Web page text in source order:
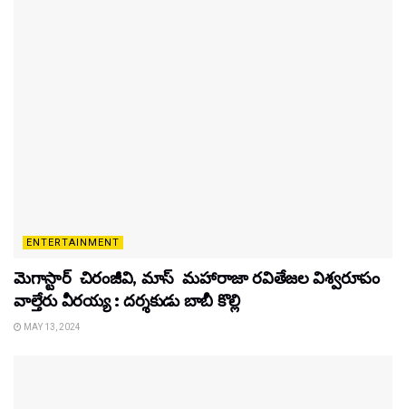
ENTERTAINMENT
మెగాస్టార్ చిరంజీవి, మాస్ మహారాజా రవితేజల విశ్వరూపం
వాల్తేరు వీరయ్య : దర్శకుడు బాబీ కొల్లి
MAY 13, 2024